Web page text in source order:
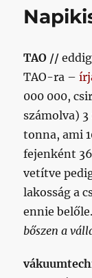
TAO //
TAO-ra –
000 000,
számolva) 3
tonna, ami
fejenként
vetítve
lakosság a
ennie belőle.
bőszen a